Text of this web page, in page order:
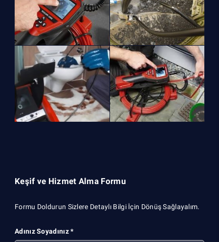
Keşif ve Hizmet Alma Formu
Formu Doldurun Sizlere Detaylı Bilgi İçin Dönüş Sağlayalım.
Adınız Soyadınız *